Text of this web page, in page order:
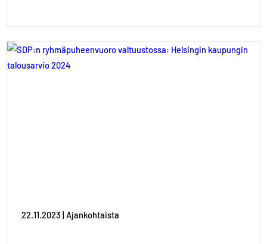
22.11.2023 | Ajankohtaista